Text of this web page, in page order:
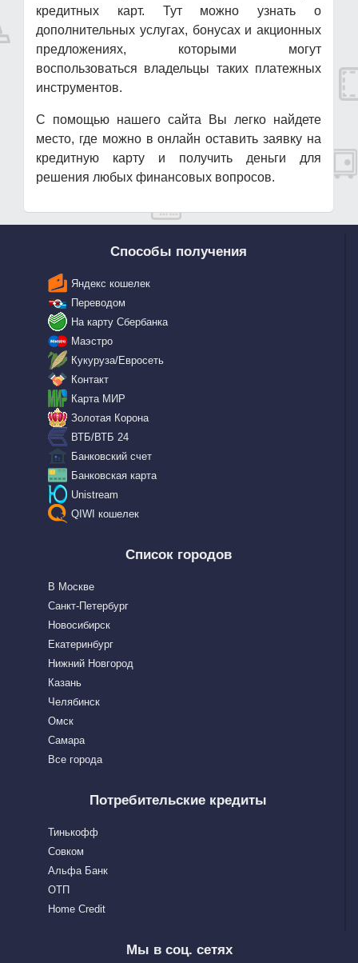
кредитных карт. Тут можно узнать о
дополнительных услугах, бонусах и акционных
предложениях, которыми могут
воспользоваться владельцы таких платежных
инструментов.
С помощью нашего сайта Вы легко найдете
место, где можно в онлайн оставить заявку на
кредитную карту и получить деньги для
решения любых финансовых вопросов.
Способы получения
Яндекс кошелек
Переводом
На карту Сбербанка
Маэстро
Кукуруза/Евросеть
Контакт
Карта МИР
Золотая Корона
ВТБ/ВТБ 24
Банковский счет
Банковская карта
Unistream
QIWI кошелек
Список городов
В Москве
Санкт-Петербург
Новосибирск
Екатеринбург
Нижний Новгород
Казань
Челябинск
Омск
Самара
Все города
Потребительские кредиты
Тинькофф
Совком
Альфа Банк
OTП
Home Сredit
Мы в соц. сетях